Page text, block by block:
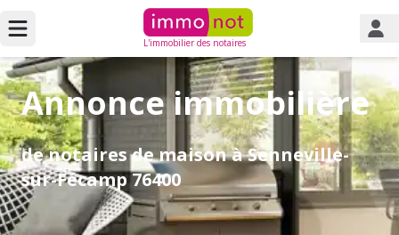
L'immobilier des notaires
Annonce immobilière
de notaires de maison à Senneville-
sur-Fécamp 76400